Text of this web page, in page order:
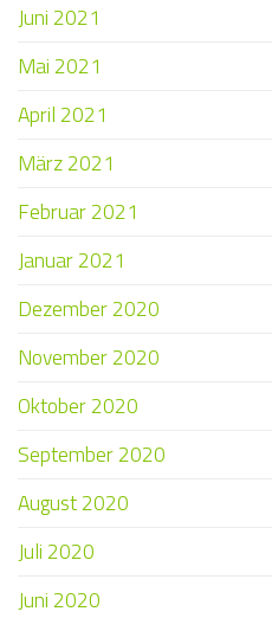
Juni 2021
Mai 2021
April 2021
März 2021
Februar 2021
Januar 2021
Dezember 2020
November 2020
Oktober 2020
September 2020
August 2020
Juli 2020
Juni 2020